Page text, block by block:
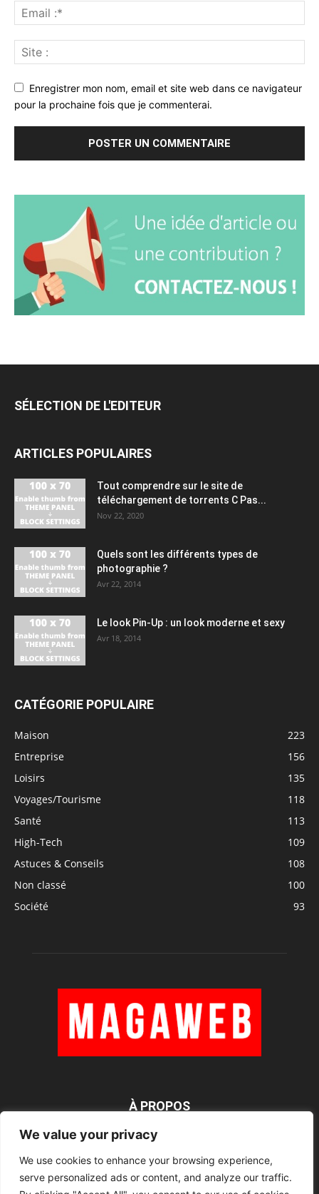
We value your privacy
We use cookies to enhance your browsing experience,
serve personalized ads or content, and analyze our traffic.
Enregistrer mon nom, email et site web dans ce navigateur
pour la prochaine fois que je commenterai.
SÉLECTION DE L'EDITEUR
ARTICLES POPULAIRES
Tout comprendre sur le site de
téléchargement de torrents C Pas...
Nov 22, 2020
Quels sont les différents types de
photographie ?
Avr 22, 2014
Le look Pin-Up : un look moderne et sexy
Avr 18, 2014
CATÉGORIE POPULAIRE
Maison
223
Entreprise
156
Loisirs
135
Voyages/Tourisme
118
Santé
113
High-Tech
109
Astuces & Conseils
108
Non classé
100
Société
93
À PROPOS
SUIVEZ NOUS